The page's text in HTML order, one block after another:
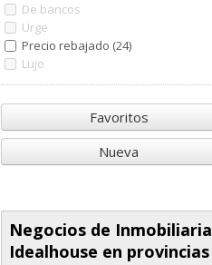
De bancos
Urge
Precio rebajado (24)
Lujo
Favoritos
Nueva
Negocios de Inmobiliaria
Idealhouse en provincias